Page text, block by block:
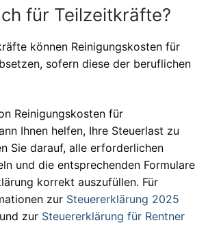
für Teilzeitkräfte?
können Reinigungskosten für
sofern diese der beruflichen
Reinigungskosten für
Ihnen helfen, Ihre Steuerlast zu
Sie darauf, alle erforderlichen
und die entsprechenden Formulare
korrekt auszufüllen. Für
zur Steuererklärung 2025
und zur Steuererklärung für Rentner